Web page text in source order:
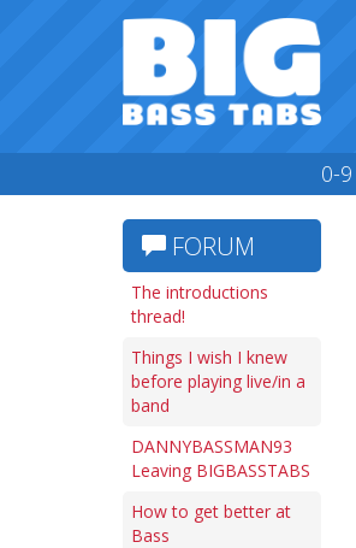
0-9
FORUM
The introductions
thread!
Things I wish I knew
before playing live/in a
band
DANNYBASSMAN93
Leaving BIGBASSTABS
How to get better at
Bass